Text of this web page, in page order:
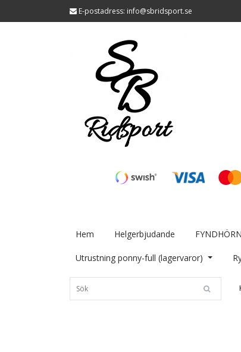
E-postadress: info@sbridsport.se
Hem Helgerbjudande
Utrustning ponny-full (lagervaror)